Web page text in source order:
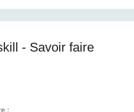
- Savoir faire
: